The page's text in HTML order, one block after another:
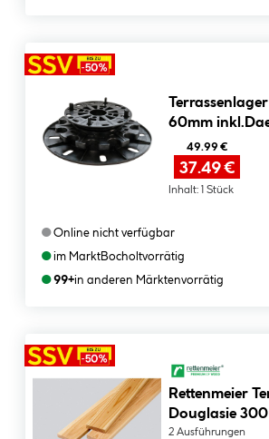
60mm inkl.Daemmunterlage
2mm fuge
49.99 €
37.49 €
Inhalt: 1 Stück
●Online nicht verfügbar
●im MarktBocholtvorrätig
●99+in anderen Märktenvorrätig
Rettenmeier
Douglasie 300
2 Ausführungen